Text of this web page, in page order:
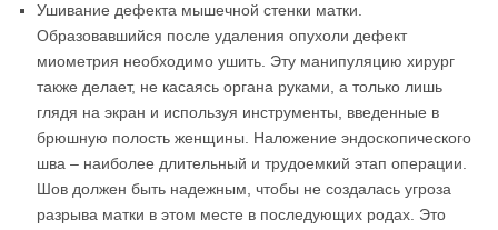
Ушивание дефекта мышечной стенки матки.
Образовавшийся после удаления опухоли дефект
миометрия необходимо ушить. Эту манипуляцию хирург
также делает, не касаясь органа руками, а только лишь
глядя на экран и используя инструменты, введенные в
брюшную полость женщины. Наложение эндоскопического
шва – наиболее длительный и трудоемкий этап операции.
Шов должен быть надежным, чтобы не создалась угроза
разрыва матки в этом месте в последующих родах. Это